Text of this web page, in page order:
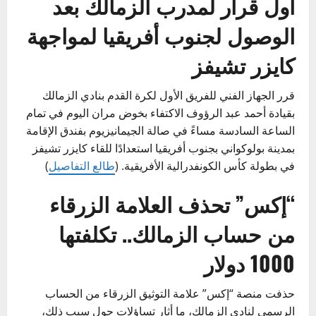
الوصول لجنوب أفريقيا لمواجهة
كايزر تشيفز
قرر الجهاز الفني للفريق الأول لكرة القدم بنادي الزمالك
بقيادة أحمد عبد الرؤوف الاكتفاء بخوض مران اليوم في تمام
الساعة السادسة مساءً في صالة الجيمانيزيوم بفندق الإقامة
بمدينة بولوكواني بجنوب أفريقيا استعدادًا للقاء كايزر تشيفز
في بطولة كأس الكونفدرالية الأفريقية. (طالع التفاصيل)
“إكس” تحذف العلامة الزرقاء
من حساب الزمالك.. تكلفتها
1000 دولار
حذفت منصة “إكس” علامة التوثيق الزرقاء من الحساب
الرسمي لنادي الزمالك، ما أثار تساؤلات حول سبب ذلك،